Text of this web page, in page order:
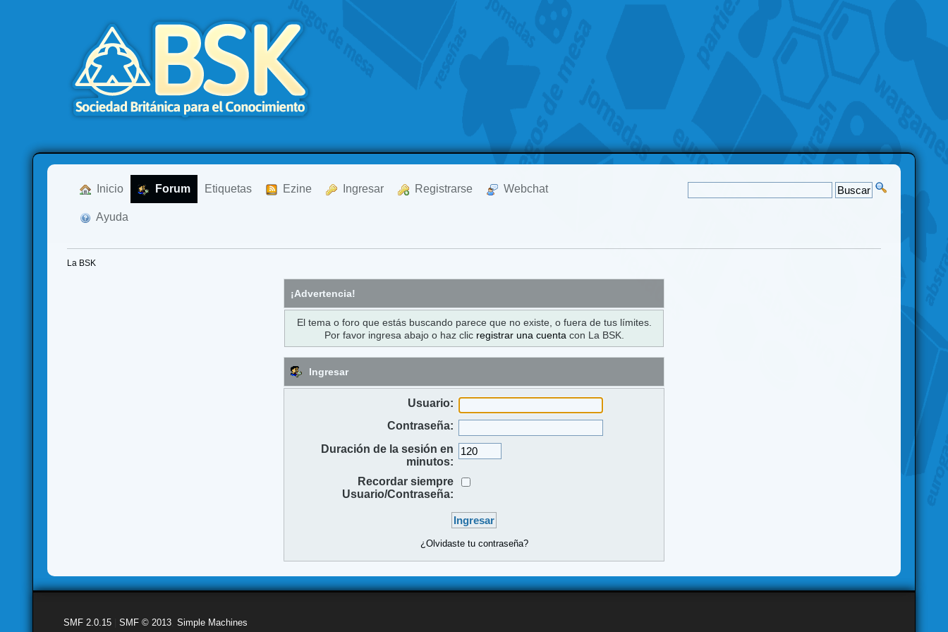
Inicio Forum Etiquetas Ezine Ingresar Registrarse Webchat
Ayuda
La BSK
¡Advertencia!
El tema o foro que estás buscando parece que no existe, o fuera de tus límites.
Por favor ingresa abajo o haz clic registrar una cuenta con La BSK.
Ingresar
Usuario:
Contraseña:
Duración de la sesión en
minutos:
Recordar siempre
Usuario/Contraseña:
¿Olvidaste tu contraseña?
SMF 2.0.15 |SMF © 2013 ,Simple Machines